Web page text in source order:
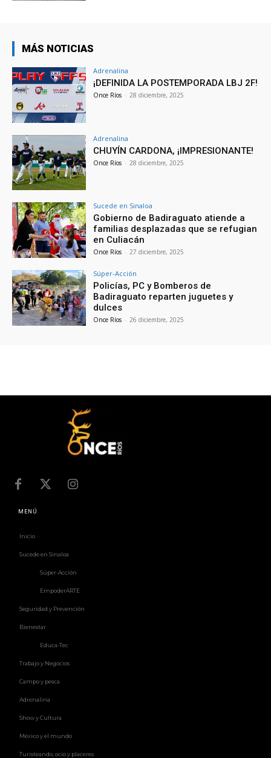
MÁS NOTICIAS
Adrenalina
¡DEFINIDA LA POSTEMPORADA LBJ 2F!
Once Ríos - 28 diciembre, 2025
Adrenalina
CHUYÍN CARDONA, ¡IMPRESIONANTE!
Once Ríos - 28 diciembre, 2025
Sucede en Sinaloa
Gobierno de Badiraguato atiende a
familias desplazadas que se refugian
en Culiacán
Once Ríos - 27 diciembre, 2025
Súper-Acción
Policías, PC y Bomberos de
Badiraguato reparten juguetes y
dulces
Once Ríos - 26 diciembre, 2025
MENÚ
Inicio
Sucede en Sinaloa
Súper-Acción
EmpoderARTE
Seguridad y Prevención
Bienestar
Educa-Tec
Trabajo y Negocios
Campo y pesca
Adrenalina
Show y Cultura
México y el mundo
Turisteando, ocio y placeres